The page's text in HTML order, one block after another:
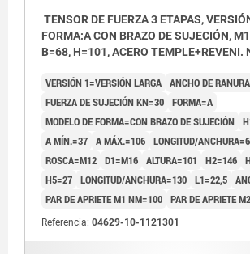
TENSOR DE FUERZA 3 ETAPAS,
FORMA:A CON BRAZO DE SUJECIÓN,
B=68, H=101, ACERO TEMPLE+REVENI.
VERSIÓN 1=VERSIÓN LARGA ANCHO DE
FUERZA DE SUJECIÓN KN=30 FORMA=A
MODELO DE FORMA=CON BRAZO DE SUJECIÓN
A MÍN.=37 A MÁX.=106 LONGITUD/
ROSCA=M12 D1=M16 ALTURA=101 H2=146
H5=27 LONGITUD/ANCHURA=130 L1=22,5
PAR DE APRIETE M1 NM=100 PAR DE APRIETE
Referencia: 04629-10-1121301